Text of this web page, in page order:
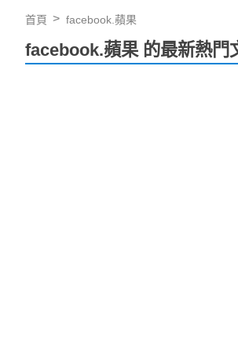
首頁 facebook.蘋果
facebook.蘋果 的最新熱門